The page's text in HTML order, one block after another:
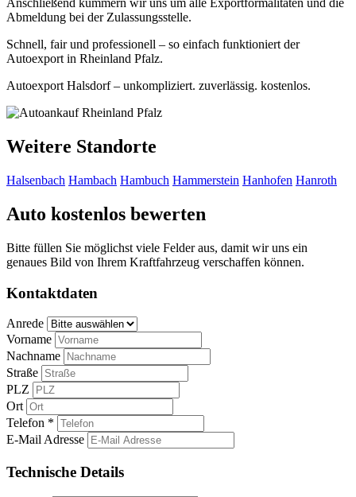
Anschließend kümmern wir uns um alle Exportformalitäten und die
Abmeldung bei der Zulassungsstelle.
Schnell, fair und professionell – so einfach funktioniert der
Autoexport in Rheinland Pfalz.
Autoexport Halsdorf – unkompliziert. zuverlässig. kostenlos.
Weitere Standorte
Halsenbach Hambach Hambuch Hammerstein Hanhofen Hanroth
Auto kostenlos bewerten
Bitte füllen Sie möglichst viele Felder aus, damit wir uns ein
genaues Bild von Ihrem Kraftfahrzeug verschaffen können.
Kontaktdaten
Anrede
Vorname
Nachname
Straße
PLZ
Ort
Telefon *
E-Mail Adresse
Technische Details